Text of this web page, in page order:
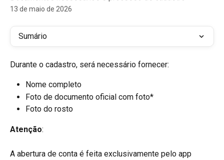
13 de maio de 2026
Sumário
Durante o cadastro, será necessário fornecer:
Nome completo
Foto de documento oficial com foto*
Foto do rosto
Atenção:
A abertura de conta é feita exclusivamente pelo app